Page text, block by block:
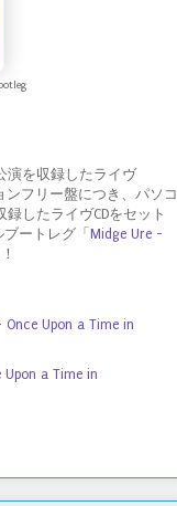
演を収録したライヴ
ンフリー盤につき、パソコ
したライヴCDをセット
ートレグ「 Midge Ure -
Upon a Time in
a Time in